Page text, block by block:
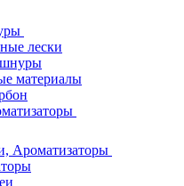
лески
материалы
Ароматизаторы